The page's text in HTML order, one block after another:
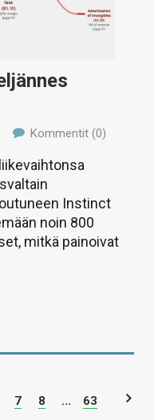
Kommentit (0)
Instinct
noin 800
mitkä painoivat
7 8 ... 63